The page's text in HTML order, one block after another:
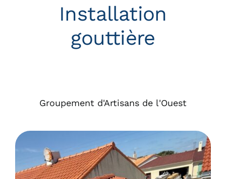
Installation
gouttière
Groupement d'Artisans de l'Ouest